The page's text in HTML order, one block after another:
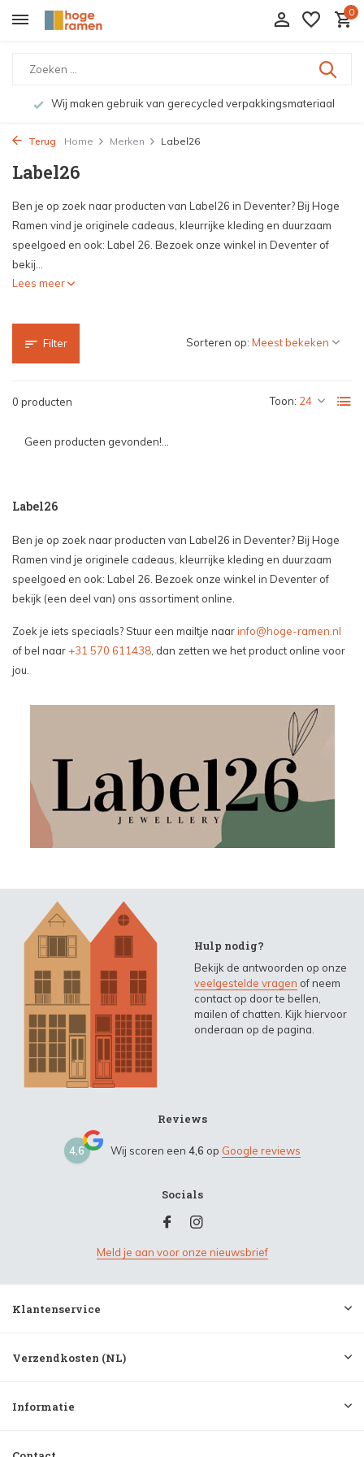
0
Wij maken gebruik van gerecycled verpakkingsmateriaal
Terug Home Merken Label26
Label26
Ben je op zoek naar producten van Label26 in Deventer? Bij Hoge
Ramen vind je originele cadeaus, kleurrijke kleding en duurzaam
speelgoed en ook: Label 26. Bezoek onze winkel in Deventer of
bekij...
Lees meer
Filter
0 producten Toon:
Sorteren op:
Geen producten gevonden!...
Label26
Ben je op zoek naar producten van Label26 in Deventer? Bij Hoge
Ramen vind je originele cadeaus, kleurrijke kleding en duurzaam
speelgoed en ook: Label 26. Bezoek onze winkel in Deventer of
bekijk (een deel van) ons assortiment online.
Zoek je iets speciaals? Stuur een mailtje naarinfo@hoge-ramen.nl
of bel naar +31 570 611438 , dan zetten we het product online voor
jou.
Hulp nodig?
Bekijk de antwoorden op onze
veelgestelde vragen of neem
contact op door te bellen,
mailen of chatten. Kijk hiervoor
onderaan op de pagina.
Reviews
4,6 Wij scoren een 4,6 op Google reviews
Socials
Meld je aan voor onze nieuwsbrief
Klantenservice
Verzendkosten (NL)
Informatie